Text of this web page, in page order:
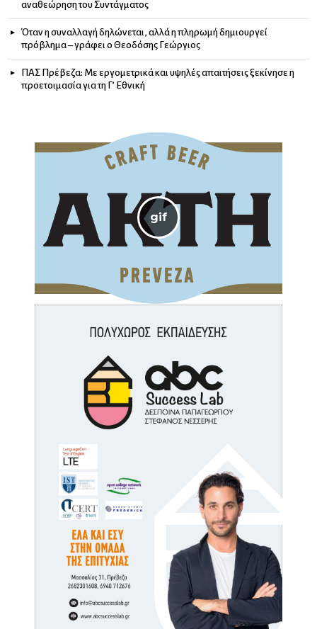
αναθεώρηση του Συντάγματος
Όταν η συναλλαγή δηλώνεται, αλλά η πληρωμή δημιουργεί
πρόβλημα – γράφει ο Θεοδόσης Γεώργιος
ΠΑΣ Πρέβεζα: Με εργομετρικά και υψηλές απαιτήσεις ξεκίνησε η
προετοιμασία για τη Γ’ Εθνική